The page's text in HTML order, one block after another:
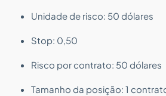
Unidade de risco: 50 dólares
Stop: 0,50
Risco por contrato: 50 dólares
Tamanho da posição: 1